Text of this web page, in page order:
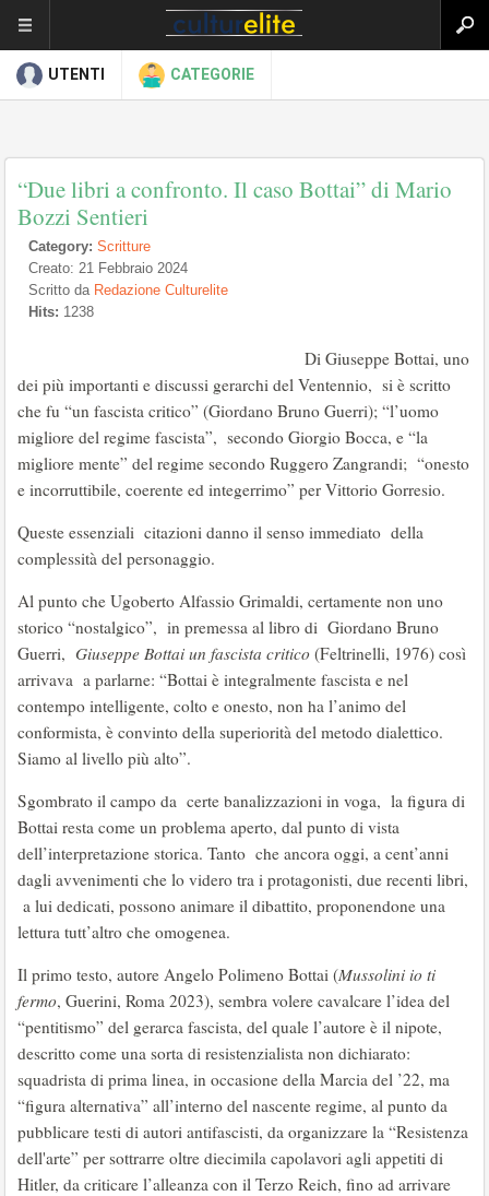
UTENTI CATEGORIE
“Due libri a confronto. Il caso Bottai” di Mario
Bozzi Sentieri
Category: Scritture
Creato: 21 Febbraio 2024
Scritto da Redazione Culturelite
Hits: 1238
Di Giuseppe Bottai, uno
dei più importanti e discussi gerarchi del Ventennio, si è scritto
che fu “un fascista critico” (Giordano Bruno Guerri); “l’uomo
migliore del regime fascista”, secondo Giorgio Bocca, e “la
migliore mente” del regime secondo Ruggero Zangrandi; “onesto
e incorruttibile, coerente ed integerrimo” per Vittorio Gorresio.
Queste essenziali citazioni danno il senso immediato della
complessità del personaggio.
Al punto che Ugoberto Alfassio Grimaldi, certamente non uno
storico “nostalgico”, in premessa al libro di Giordano Bruno
Guerri, Giuseppe Bottai un fascista critico (Feltrinelli, 1976) così
arrivava a parlarne: “Bottai è integralmente fascista e nel
contempo intelligente, colto e onesto, non ha l’animo del
conformista, è convinto della superiorità del metodo dialettico.
Siamo al livello più alto”.
Sgombrato il campo da certe banalizzazioni in voga, la figura di
Bottai resta come un problema aperto, dal punto di vista
dell’interpretazione storica. Tanto che ancora oggi, a cent’anni
dagli avvenimenti che lo videro tra i protagonisti, due recenti libri,
a lui dedicati, possono animare il dibattito, proponendone una
lettura tutt’altro che omogenea.
Il primo testo, autore Angelo Polimeno Bottai (Mussolini io ti
fermo, Guerini, Roma 2023), sembra volere cavalcare l’idea del
“pentitismo” del gerarca fascista, del quale l’autore è il nipote,
descritto come una sorta di resistenzialista non dichiarato:
squadrista di prima linea, in occasione della Marcia del ’22, ma
“figura alternativa” all’interno del nascente regime, al punto da
pubblicare testi di autori antifascisti, da organizzare la “Resistenza
dell'arte” per sottrarre oltre diecimila capolavori agli appetiti di
Hitler, da criticare l’alleanza con il Terzo Reich, fino ad arrivare